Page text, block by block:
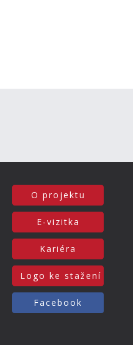
O projektu
E-vizitka
Kariéra
Logo ke stažení
Facebook